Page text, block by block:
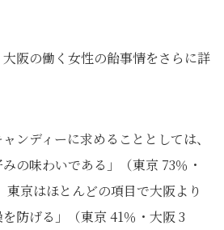
阪の働く女性の飴事情をさらに詳
ンディーに求めることとしては、
の味わいである」（東京 73％・
東京はほとんどの項目で大阪より
防げる」（東京 41％・大阪 3